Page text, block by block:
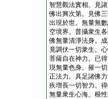
智慧觀法實相。見
佛出興次第。見佛
出現於世。無量無
空境界。普攝衆生
佛無量清淨法身。
竟調伏一切衆生。
菩薩自在神力。已
現無量色身。摧一
正法力。具足諸佛
疾増長一切智力。
無量衆生心海。根